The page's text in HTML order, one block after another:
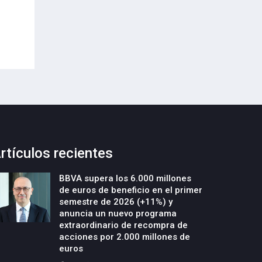
recientes
BBVA supera los 6.000 millones
de euros de beneficio en el primer
semestre de 2026 (+11%) y
anuncia un nuevo programa
extraordinario de recompra de
acciones por 2.000 millones de
euros